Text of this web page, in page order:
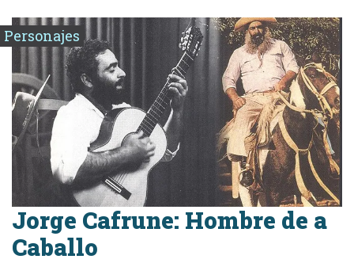
Personajes
Jorge Cafrune: Hombre de a
Caballo